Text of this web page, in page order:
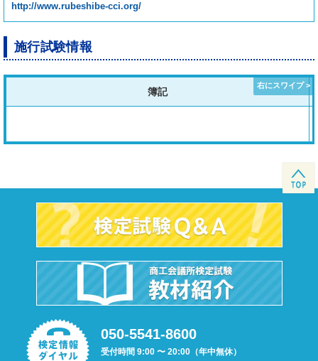
http://www.rubeshibe-cci.org/
施行試験情報
簿記
050-5541-8600
受付時間 9:00 〜 20:00（年中無休）